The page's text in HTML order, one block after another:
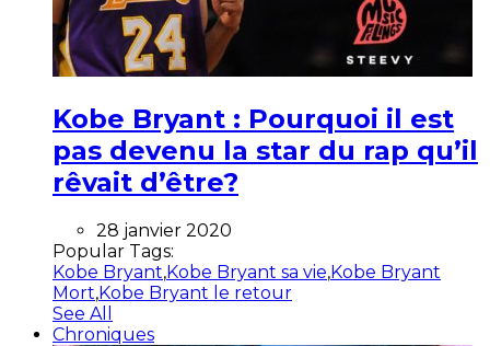
Kobe Bryant : Pourquoi il est
pas devenu la star du rap qu’il
rêvait d’être?
28 janvier 2020
Popular Tags:
Kobe Bryant,Kobe Bryant sa vie,Kobe Bryant
Mort,Kobe Bryant le retour
See All
Chroniques